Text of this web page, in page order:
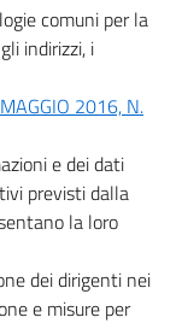
comuni per la
indirizzi, i
2016, N.
e dei dati
previsti dalla
la loro
dei dirigenti nei
e misure per